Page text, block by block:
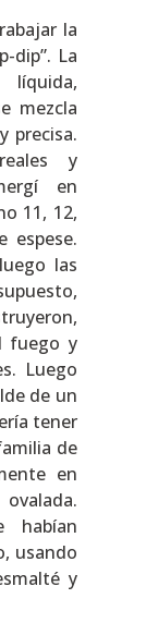
la
dip”. La
mezcla
precisa.
y
en
11, 12,
espese.
las
fuego y
Luego
de un
tener
de
en
habían
usando
y